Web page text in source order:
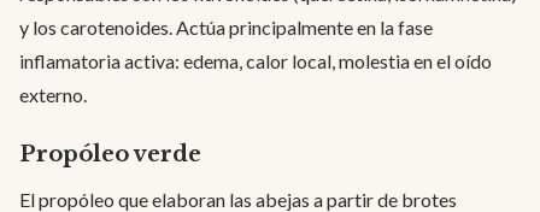
y los carotenoides. Actúa principalmente en la fase
inflamatoria activa: edema, calor local, molestia en el oído
externo.
Propóleo verde
El propóleo que elaboran las abejas a partir de brotes